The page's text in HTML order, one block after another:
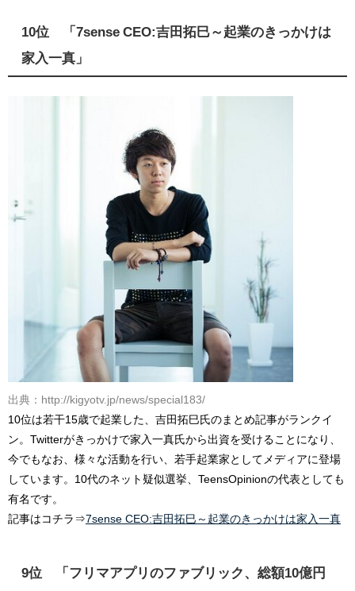
10位 「7sense CEO:吉田拓巳～起業のきっかけは
家入一真」
出典：http://kigyotv.jp/news/special183/
10位は若干15歳で起業した、吉田拓巳氏のまとめ記事がランクイ
ン。Twitterがきっかけで家入一真氏から出資を受けることになり、
今でもなお、様々な活動を行い、若手起業家としてメディアに登場
しています。10代のネット疑似選挙、TeensOpinionの代表としても
有名です。
記事はコチラ⇒7sense CEO:吉田拓巳～起業のきっかけは家入一真
9位 「フリマアプリのファブリック、総額10億円